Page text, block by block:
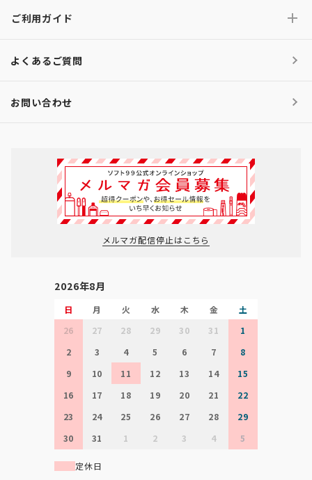
ご利用ガイド
よくあるご質問
お問い合わせ
メルマガ配信停止はこちら
2026年8月
日 月 火 水 木 金
土
26
27 28 29 30 31
1
2
3 4 5 6 7
8
9
10 11 12 13 14
15
16
17 18 19 20 21
22
23
24 25 26 27 28
29
30
31 1 2 3 4 5
定休日